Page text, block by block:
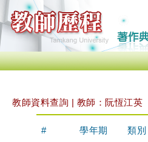
教師資料查詢 | 教師：阮恆江英
# 學年期 類別